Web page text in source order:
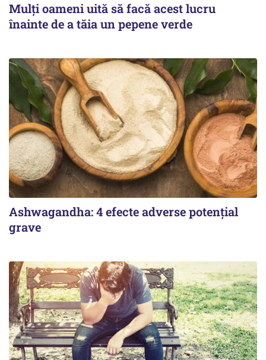
Mulți oameni uită să facă acest lucru
înainte de a tăia un pepene verde
Ashwagandha: 4 efecte adverse potențial
grave